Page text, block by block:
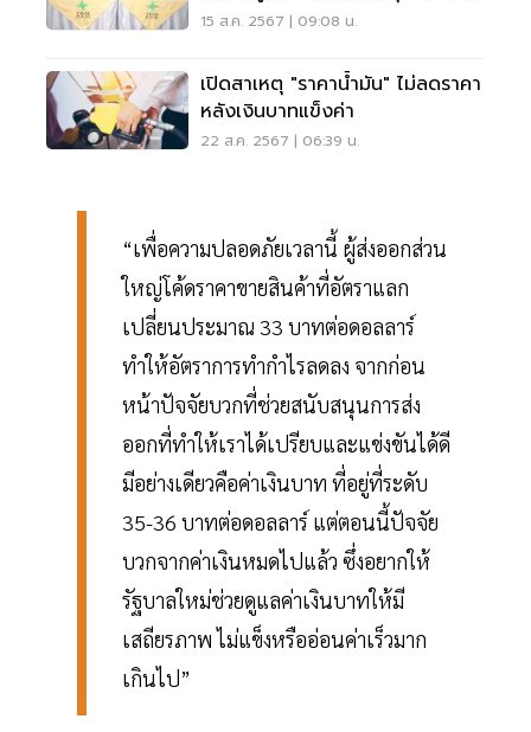
1.65 ล้านล.
15 ส.ค. 2567 | 09:08 น.
เปิดสาเหตุ "ราคาน้ำมัน" ไม่ลดราคา
หลังเงินบาทแข็งค่า
22 ส.ค. 2567 | 06:39 น.
“เพื่อความปลอดภัยเวลานี้ ผู้ส่งออกส่วน
ใหญ่โค้ดราคาขายสินค้าที่อัตราแลก
เปลี่ยนประมาณ 33 บาทต่อดอลลาร์
ทำให้อัตราการทำกำไรลดลง จากก่อน
หน้าปัจจัยบวกที่ช่วยสนับสนุนการส่ง
ออกที่ทำให้เราได้เปรียบและแข่งขันได้ดี
มีอย่างเดียวคือค่าเงินบาท ที่อยู่ที่ระดับ
35-36 บาทต่อดอลลาร์ แต่ตอนนี้ปัจจัย
บวกจากค่าเงินหมดไปแล้ว ซึ่งอยากให้
รัฐบาลใหม่ช่วยดูแลค่าเงินบาทให้มี
เสถียรภาพ ไม่แข็งหรืออ่อนค่าเร็วมาก
เกินไป”